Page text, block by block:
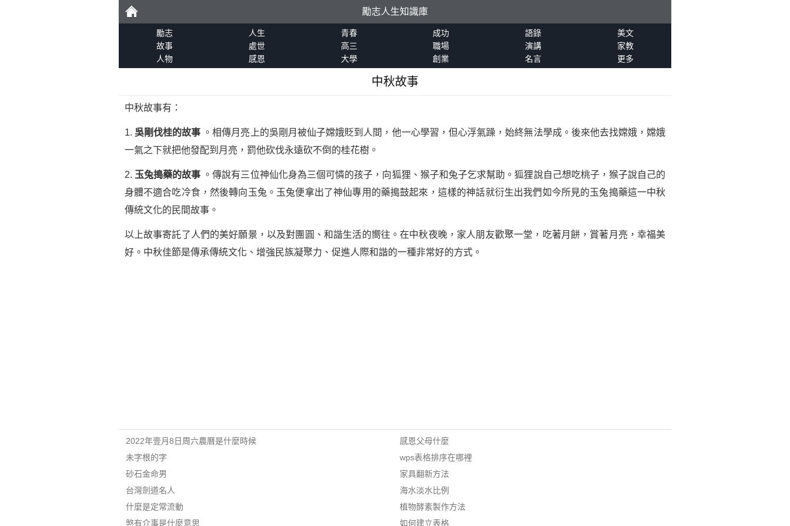
勵
勵志人生知識庫
勵志 人生 青春 成功 語錄
美文
故事
處世 高三 職場 演講
家教
人物
感恩 大學 創業 名言 更多
中秋故事
中秋故事有：
1. 吳剛伐桂的故事 。相傳月亮上的吳剛月被仙子嫦娥貶到人間，他一心學習，但心浮氣躁，始終無法學成。後來他去找嫦娥，嫦娥
一氣之下就把他發配到月亮，罰他砍伐永遠砍不倒的桂花樹。
2. 玉兔搗藥的故事 。傳說有三位神仙化身為三個可憐的孩子，向狐狸、猴子和兔子乞求幫助。狐狸說自己想吃桃子，猴子說自己的
身體不適合吃冷食，然後轉向玉兔。玉兔便拿出了神仙專用的藥搗鼓起來，這樣的神話就衍生出我們如今所見的玉兔搗藥這一中秋
傳統文化的民間故事。
以上故事寄託了人們的美好願景，以及對團圓、和諧生活的嚮往。在中秋夜晚，家人朋友歡聚一堂，吃著月餅，賞著月亮，幸福美
好。中秋佳節是傳承傳統文化、增強民族凝聚力、促進人際和諧的一種非常好的方式。
2022年壹月8日周六農曆是什麼時候
未字根的字
砂石金命男
台灣劍道名人
什麼是定常流動
煞有介事是什麼意思
感恩父母什麼
wps表格排序在哪裡
家具翻新方法
海水淡水比例
植物酵素製作方法
如何建立表格